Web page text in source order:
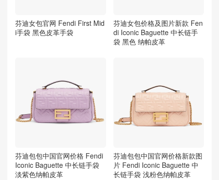
芬迪女包官网 Fendi First Mid
i手袋 黑色皮革手袋
芬迪女包价格及图片新款 Fen
di Iconic Baguette 中长链手
袋 黑色 纳帕皮革
芬迪包包中国官网价格 Fendi
Iconic Baguette 中长链手袋
淡紫色纳帕皮革
芬迪包包中国官网价格新款图
片 Fendi Iconic Baguette 中
长链手袋 浅粉色纳帕皮革